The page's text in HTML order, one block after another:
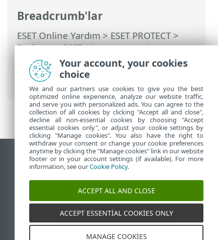
Breadcrumb'lar
ESET Online Yardım > ESET PROTECT>
Başlayın>ESET Management Agent
Dağıtımı
>Uzaktan dağıtım>GPO veya
SCCM kullanarak Agent dağıtımı
Dağıtım adımları - SCCM
Masaüstü sitesini görüntüle
End of Life
ESET Bilgi Bankası
ESET Status Portal
Bölgesel destek
Your account, your cookies
choice
We and our partners use cookies to give you the best
optimized online experience, analyze our website traffic,
and serve you with personalized ads. You can agree to the
collection of all cookies by clicking "Accept all and close",
decline all non-essential cookies by choosing "Accept
essential cookies only", or adjust your cookie settings by
clicking "Manage cookies". You also have the right to
withdraw your consent or change your cookie preferences
anytime by clicking the "Manage cookies" link in our website
footer or in your account settings (if available). For more
information, see ourCookie Policy.
ACCEPT ALL AND CLOSE
ACCEPT ESSENTIAL COOKIES ONLY
MANAGE COOKIES